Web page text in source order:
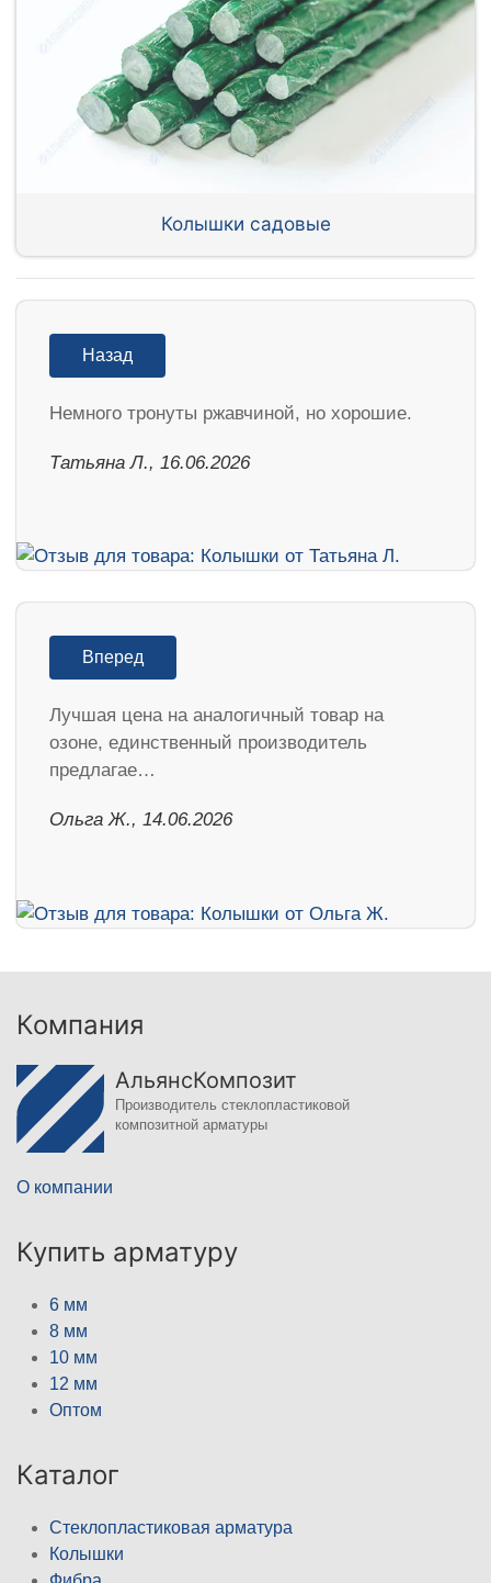
Колышки садовые
Назад
Немного тронуты ржавчиной, но хорошие.
Татьяна Л., 16.06.2026
Вперед
Лучшая цена на аналогичный товар на
озоне, единственный производитель
предлагае…
Ольга Ж., 14.06.2026
Компания
АльянсКомпозит
Производитель стеклопластиковой
композитной арматуры
О компании
Купить арматуру
6 мм
8 мм
10 мм
12 мм
Оптом
Каталог
Стеклопластиковая арматура
Колышки